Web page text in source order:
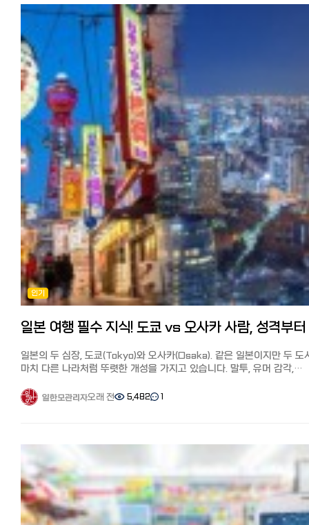
배송비 주문 총액이 5,000엔 이상이면 무료(미만은 약 800~1,500엔)
올리브영에서 한국 화장품 확인하기
MUSINSA(무신사) 특징 MUSINSA(무신사)는 한국 최대 규모의 패션
온라인 쇼핑몰이지만, 화장품도 다수 취급하고 있습니다.
화장품도 옷과 어울리는 트렌드 중심 라인업으로, 다른 곳에서는 찾기
엄선된 브랜드만을 취급하며, 옷과 화장품을 한 번에 구매할 수 있다는
특징입니다.
배송비 주문 총액이 12,000엔 이상이면 무료(미만은 약 330~2,000엔)
MUSINSA(무신사) 뷰티에서 한국 화장품 확인하기
Qoo10(큐텐) 특징 다양한 한국 제품을 저렴하게 구입할 수 있는 쇼핑몰로
유명한 Qoo10(큐텐)에서 한국 화장품을 구매하는 분들도 많을 것 같습
다양한 제품 구성과 최대 20% 할인되는 메가 와리, 그리고 한국 매장이
직접 입점해 현지 가격에 구매할 수 있다는 점도 특징입니다.
배송비 출점 점포마다 다르지만, 무료 배송인 상품도 많이 있습니다.
Qoo10(큐텐)에서 한국 화장품 확인하기
SAZO(사조) 특징 최근 일본 온라인 쇼핑몰보다 저렴해서 화제가 된
한국 구매 대행 사이트 SAZO(사조)라면, 일본 쇼핑몰에서는 구할 수 없
한국 화장품을 구매할 수 있습니다.
게다가 한국에서 직배송되기 때문에 중간 비용이 적고 현지가에 가까운
가격에 구매할 수 있습니다.
해당 상품의 한국 온라인 쇼핑 URL을 SAZO(사조)의 검색창에 복사·
붙여넣기만 하면, 화장품은 물론 패션 아이템·잡화·K-POP 굿즈 등 한국
현지 상품을 손쉽게 구매할 수 있습니다.
쇼핑몰과 SAZO(사조)에서 가격을 비교해 본 결과, SAZO(사조)가 가장
배송비 상품 가격 외에도 배송비·관세·수수료·환산 후 금액 등을 AI가
자동으로 계산해 확정 금액을 제시합니다.
+배송비 500엔에 구매했는데, 사조의 경우 현지 유통비 1,342엔+현지
배송비 350엔+국제 배송비 547엔+관세·세금 135엔-쿠폰 547엔으로
구매하는 것입니다.
SAZO(사조)의 사용법, 자세히 보려면 여기↓ 일본에서 한국제품 직구,
구매대행사이트 추천! 일본 온라인쇼핑몰보다 싼 SAZO(사조), 쿠폰
Amazon(아마존) 특징 일본 최대 규모의 온라인 쇼핑몰인 아마존에서도
한국 화장품이 계속해서 늘어나고 있습니다.
품목 구성이 한국 화장품 전문 온라인몰에 비하면 적지만, 일본 창고에서
: 10~18만엔, 6~12만엔, 800~1,500엔, 일본 최고 수준의 물가
오사카: 7~12만엔, 4~8만엔, 600~1,200엔, 선택의 폭이 넓고 가성비
후쿠오카: 5~9만엔, 3~6만엔,,500~1,000엔대도시 중 물가 가장 저렴
교토8~15: 만엔 ,5~9만엔, 700~1,300엔, 관광지 중심의 높은 물가 도쿄:
시부야, 신주쿠 등 중심가는 매우 비싸지만, 사이타마나 치바 등 외곽으로
눈을 돌리면 비용을 절감할 수 있습니다.
오사카: 저렴한 길거리 음식이 많아 식비 부담이 적고, 숙소 선택지가
다양합니다.
후쿠오카: 가성비 끝판왕. 낮은 월세와 저렴한 물가 덕분에 장기 거주 시
만족도가 매우 높습니다.
교토: 관광지 특수성 때문에 숙소비가 비싼 편이며, 생활비를 아끼려면
마트를 적극 활용해야 합니다.
2. 교통 환경: 이동의 편리함 도시교통비 (1개월 정기권)특징
도쿄: 1.5~2만엔, 세계 최고 수준의 철도망, 복잡함 주의
오사카: 1~1.5만엔, 지하철·전철망 완벽, 인근 도시 이동 용이
후쿠오카: 5~8천엔, 컴팩트 시티, 도보와 자전거 이동 가능
교토: 6~9천엔, 버스 중심, 관광 시즌 교통 체증 심함 도쿄/오사카:
대중교통만으로 어디든 갈 수 있지만 출퇴근 시간 '지옥철'은 감수해야
합니다. 후쿠오카: 공항과 시내가 가깝고 규모가 작아 자전거 한 대만 있으면
어디든 갈 수 있는 여유가 있습니다. 교토: 지하철 노선이 적어 버스 이용이
필수지만, 관광객이 몰리는 시즌에는 버스를 타기조차 힘들 수 있습니다.
3. 미식 가이드: 매일 무엇을 먹을까? 도쿄 (미식의 정점): 미슐랭 식당부터
트렌디한 카페까지, 전 세계 모든 요리를 수준 높게 즐길 수 있습니다.
오사카 (천하의 부엌): 타코야키, 오코노미야키 등 '먹다 망한다'는 말이
정도로 다양하고 맛있는 길거리 음식의 천국입니다. 후쿠오카 (국물의 풍미):
진한 돈코츠 라멘과 모츠나베가 일품이며, 해산물이 신선하고 가격이 매
건강한 일본 전통 식문화를 깊이 있게 체험할 수 있습니다.
4. 기후와 날씨: 언제 떠나는 게 좋을까? 한달살기 시 날씨는 삶의 질을
좌우합니다.
도쿄: 사계절이 뚜렷하며 겨울에도 비교적 맑고 온화합니다. 오사카 & 교토:
5. 현지 분위기: 나의 성향과 맞는 도시는? 도쿄: "바쁘고 세련된 도시인의
삶". 인프라가 완벽하고 현대적인 문화를 선호하는 분들에게 최고의
선택입니다. 오사카: "활기차고 정겨운 이웃". 사람들과 소통하기 좋아하고
에너지가 넘치는 환경을 원한다면 오사카가 정답입니다. 후쿠오카:
"여유롭고 조용한 일상". 복잡한 대도시보다 바다와 자연이 가까운 곳에
인기
일본의 두 심장, 도쿄(Tokyo)와 오사카(Osaka). 같은 일본이지만 두 도
마치 다른 나라처럼 뚜렷한 개성을 가지고 있습니다. 말투, 유머 감각,
반드시 공감할 도쿄인과 오사카인의 7가지 결정적 차이를 정리해 드립
1. 역사적 배경: 무사의 도시 vs 상인의 도시 도쿄와 오사카의 기질 차
조용하고 정돈된 분위기가 강합니다. 오사카(나니와): 예로부터 '천하의
부엌'이라 불리던 상업 도시입니다. 실용적인 이익과 인간관계, 활발한
교류를 중시하는 상인 정신이 도시의 근간이 되었습니다. 2. 말투의 온도
차: 표준어 vs 관서벤(사투리) 도쿄: 표준어를 사용하며 어조가 부드럽고
정중합니다. 상대방과 일정한 거리를 유지하는 세련된 느낌을 줍니다.
오사카: '관서벤(칸사이벤)'이라 불리는 특유의 사투리를 씁니다. 억양이
일한모관리자오래 전 5,482